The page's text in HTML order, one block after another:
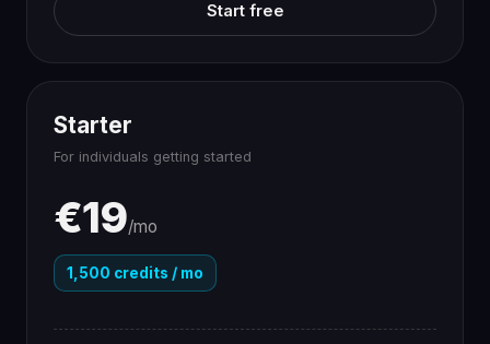
Start free
Starter
For individuals getting started
€19/mo
1,500 credits / mo